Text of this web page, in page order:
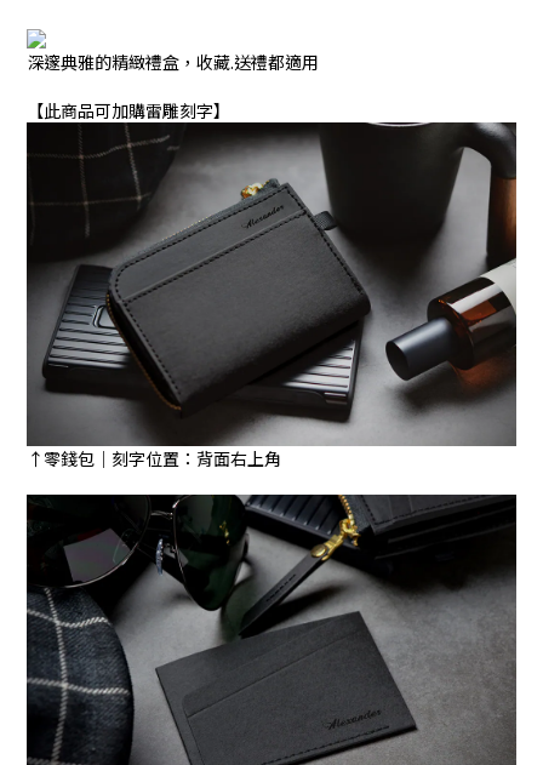
深邃典雅的精緻禮盒，收藏.送禮都適用
【此商品可加購雷雕刻字】
↑零錢包｜刻字位置：背面右上角